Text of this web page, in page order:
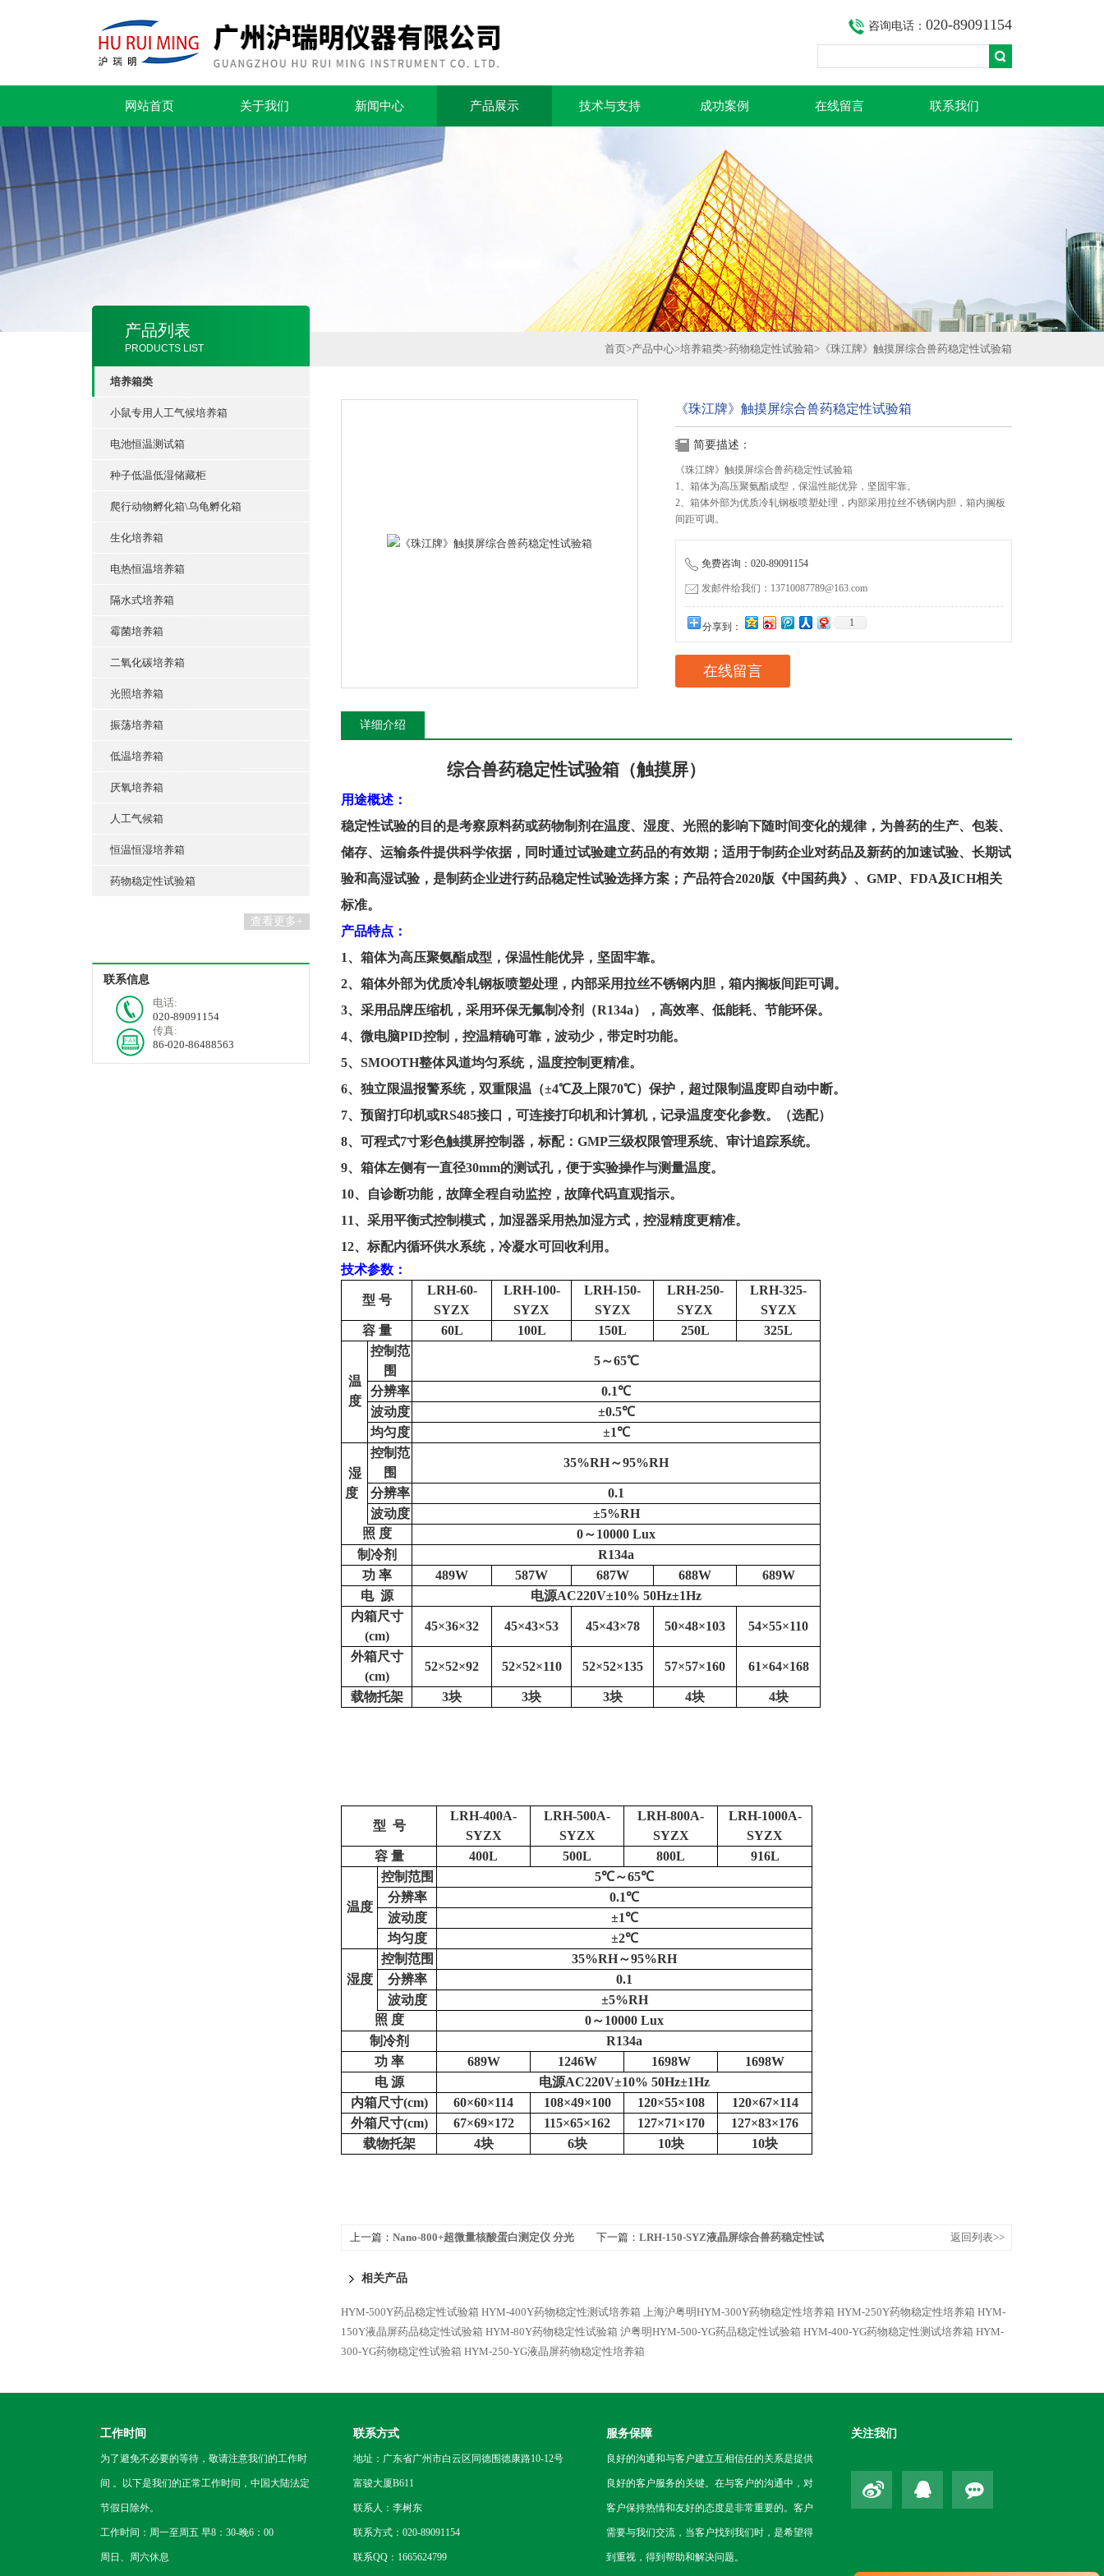
咨询电话： 020-89091154
网站首页 关于我们 新闻中心 产品展示 技术与支持 成功案例 在线留言 联系我们
产品列表
PRODUCTS LIST
培养箱类
小鼠专用人工气候培养箱
电池恒温测试箱
种子低温低湿储藏柜
爬行动物孵化箱\乌龟孵化箱
生化培养箱
电热恒温培养箱
隔水式培养箱
霉菌培养箱
二氧化碳培养箱
光照培养箱
振荡培养箱
低温培养箱
厌氧培养箱
人工气候箱
恒温恒湿培养箱
药物稳定性试验箱
查看更多+
联系信息
电话:
020-89091154
传真:
86-020-86488563
首页>产品中心>培养箱类>药物稳定性试验箱>《珠江牌》触摸屏综合兽药稳定性试验箱
《珠江牌》触摸屏综合兽药稳定性试验箱
简要描述：
《珠江牌》触摸屏综合兽药稳定性试验箱
1、箱体为高压聚氨酯成型，保温性能优异，坚固牢靠。
2、箱体外部为优质冷轧钢板喷塑处理，内部采用拉丝不锈钢内胆，箱内搁板
间距可调。
免费咨询：020-89091154
发邮件给我们：13710087789@163.com
分享到： 1
在线留言
详细介绍
综合兽药稳定性试验箱（触摸屏）
用途概述：
稳定性试验的目的是考察原料药或药物制剂在温度、湿度、光照的影响下随时间变化的规律，为兽药的生产、包装、
储存、运输条件提供科学依据，同时通过试验建立药品的有效期；适用于制药企业对药品及新药的加速试验、长期试
验和高湿试验，是制药企业进行药品稳定性试验选择方案；产品符合2020版《中国药典》、 GMP、 FDA及ICH相关
标准。
产品特点：
1、箱体为高压聚氨酯成型，保温性能优异，坚固牢靠。
2、箱体外部为优质冷轧钢板喷塑处理，内部采用拉丝不锈钢内胆，箱内搁板间距可调。
3、采用品牌压缩机，采用环保无氟制冷剂（R134a），高效率、低能耗、节能环保。
4、微电脑PID控制，控温精确可靠，波动少，带定时功能。
5、 SMOOTH整体风道均匀系统，温度控制更精准。
6、独立限温报警系统，双重限温（±4℃及上限70℃）保护，超过限制温度即自动中断。
7、预留打印机或RS485接口，可连接打印机和计算机，记录温度变化参数。（选配）
8、可程式7寸彩色触摸屏控制器，标配： GMP三级权限管理系统、审计追踪系统。
9、箱体左侧有一直径30mm的测试孔，便于实验操作与测量温度。
10、自诊断功能，故障全程自动监控，故障代码直观指示。
11、采用平衡式控制模式，加湿器采用热加湿方式，控湿精度更精准。
12、标配内循环供水系统，冷凝水可回收利用。
技术参数：
型 号
LRH-60-
SYZX
LRH-100-
SYZX
LRH-150-
SYZX
LRH-250-
SYZX
LRH-325-
SYZX
容 量 60L 100L 150L 250L 325L
温
度
控制范
围
5～65℃
分辨率 0.1℃
波动度
±0.5℃
均匀度
±1℃
湿
度
控制范
围
35%RH～95%RH
分辨率
0.1
波动度
±5%RH
照 度
0～10000 Lux
制冷剂
R134a
功 率 489W 587W 687W 688W
689W
电 源 电源AC220V±10% 50Hz±1Hz
内箱尺寸
(cm)
45×36×32 45×43×53 45×43×78 50×48×103 54×55×110
外箱尺寸
(cm)
52×52×92 52×52×110 52×52×135 57×57×160 61×64×168
载物托架 3块 3块 3块 4块 4块
型 号
LRH-400A-
SYZX
LRH-500A-
SYZX
LRH-800A-
SYZX
LRH-1000A-
SYZX
容 量 400L 500L 800L 916L
温度
控制范围 5℃～65℃
分辨率
0.1℃
波动度
±1℃
均匀度
±2℃
湿度
控制范围
35%RH～95%RH
分辨率
0.1
波动度
±5%RH
照 度
0～10000 Lux
制冷剂
R134a
功 率 689W 1246W 1698W
1698W
电 源 电源AC220V±10% 50Hz±1Hz
内箱尺寸(cm) 60×60×114 108×49×100 120×55×108
120×67×114
外箱尺寸(cm) 67×69×172 115×65×162 127×71×170
127×83×176
载物托架
4块 6块 10块 10块
上一篇： Nano-800+超微量核酸蛋白测定仪 分光
下一篇： LRH-150-SYZ液晶屏综合兽药稳定性试
返回列表>>
相关产品
HYM-500Y药品稳定性试验箱 HYM-400Y药物稳定性测试培养箱 上海沪粤明HYM-300Y药物稳定性培养箱 HYM-250Y药物稳定性培养箱 HYM-
150Y液晶屏药品稳定性试验箱 HYM-80Y药物稳定性试验箱 沪粤明HYM-500-YG药品稳定性试验箱 HYM-400-YG药物稳定性测试培养箱 HYM-
300-YG药物稳定性试验箱 HYM-250-YG液晶屏药物稳定性培养箱
工作时间
为了避免不必要的等待，敬请注意我们的工作时
间 。以下是我们的正常工作时间，中国大陆法定
节假日除外。
工作时间：周一至周五 早8：30-晚6：00
周日、周六休息
联系方式
地址：广东省广州市白云区同德围德康路10-12号
富骏大厦B611
联系人：李树东
联系方式：020-89091154
联系QQ：1665624799
服务保障
良好的沟通和与客户建立互相信任的关系是提供
良好的客户服务的关键。在与客户的沟通中，对
客户保持热情和友好的态度是非常重要的。客户
需要与我们交流，当客户找到我们时，是希望得
到重视，得到帮助和解决问题。
关注我们